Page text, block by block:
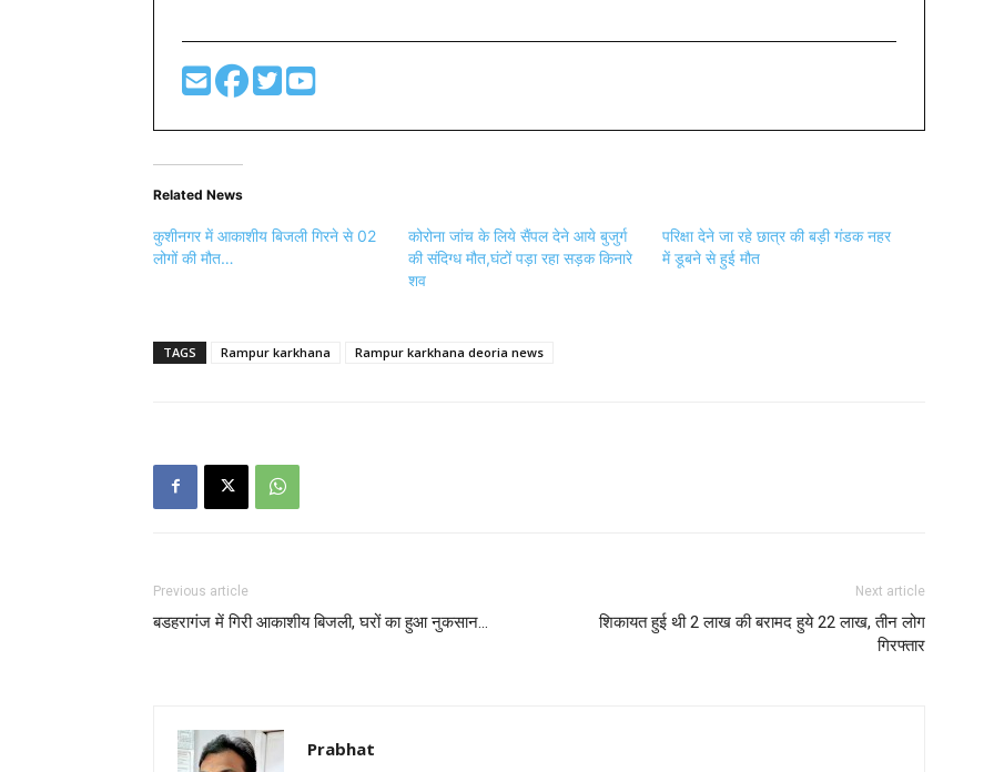
Related News
कुशीनगर में आकाशीय बिजली गिरने से 02
लोगों की मौत…
कोरोना जांच के लिये सैंपल देने आये बुजुर्ग
की संदिग्ध मौत,घंटों पड़ा रहा सड़क किनारे
शव
परिक्षा देने जा रहे छात्र की बड़ी गंडक नहर
में डूबने से हुई मौत
TAGS Rampur karkhana Rampur karkhana deoria news
Previous article
बडहरागंज में गिरी आकाशीय बिजली, घरों का हुआ नुकसान…
Next article
शिकायत हुई थी 2 लाख की बरामद हुये 22 लाख, तीन लोग
गिरफ्तार
Prabhat